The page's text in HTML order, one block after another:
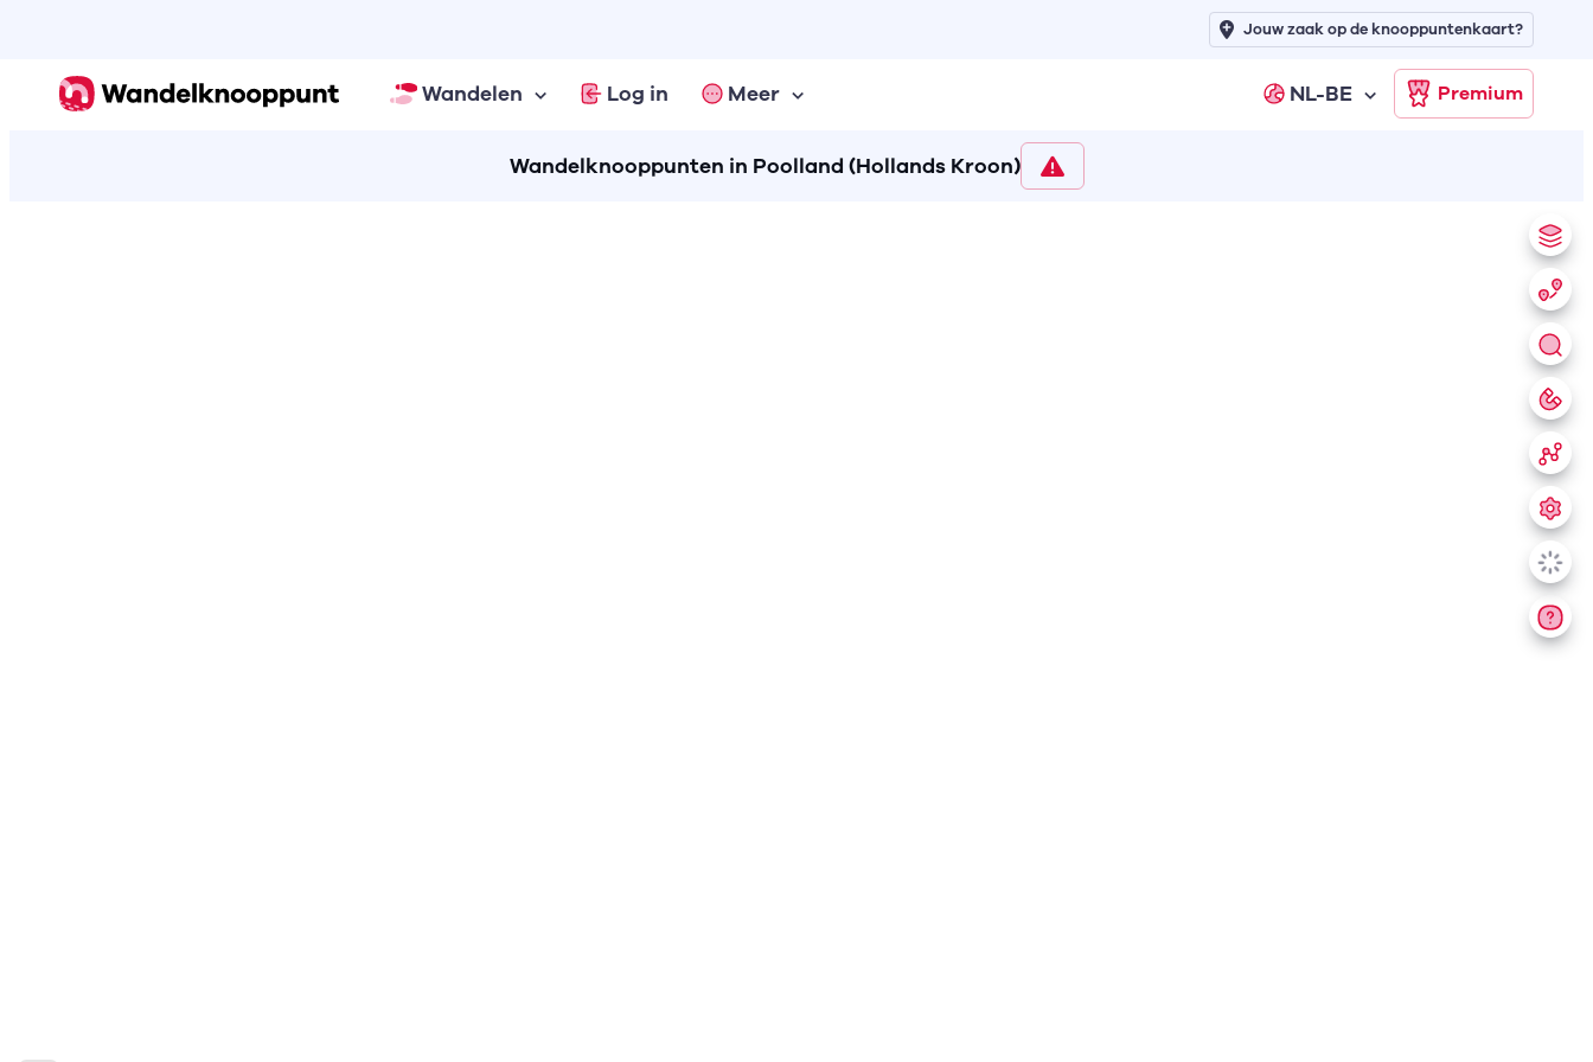
Wandelen Log in Meer NL-BE Premium
Jouw zaak op de knooppuntenkaart?
Wandelknooppunten in Poolland (Hollands Kroon)